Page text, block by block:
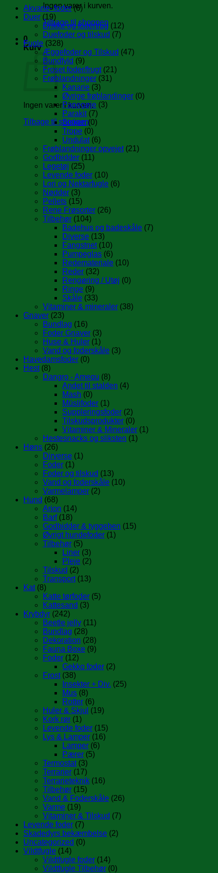
Ingen varer i kurven.
Tilbage til shoppen
0
Kurv
Ingen varer i kurven.
Tilbage til shoppen
Akvarie- foder (6)
Duer (19)
Drikke og fodertrug (12)
Duefoder og tilskud (7)
Fugle (328)
Æggefoder og Tilskud (47)
Bundfyld (9)
Froset foder/frugt (21)
Frøblandninger (31)
Kanarie (3)
Øvrige frøblandinger (0)
Papegøje (3)
Parakit (7)
Sisken (0)
Trope (0)
Undulat (6)
Frøblandninger opvejet (21)
Godbidder (11)
Legetøj (25)
Levende foder (10)
Lori og Nektarfugle (6)
Nødder (3)
Pellets (15)
Rene Frøsorter (26)
Tilbehør (104)
Badehus og badeskåle (7)
Diverse (13)
Fangstnet (10)
Pumpeglas (6)
Redemateriale (10)
Reder (32)
Rengøring / Utøj (0)
Ringe (9)
Skåle (33)
Vitaminer & mineraler (38)
Gnaver (23)
Bundlag (16)
Foder Gnaver (3)
Huse & Huler (1)
Vand og foderskåle (3)
Havedamsfoder (0)
Hest (8)
Dangro - Amequ (8)
Andet til stalden (4)
Mash (0)
Müslifoder (1)
Suppleringsfoder (2)
Tilskudsprodukter (0)
Vitaminer & Mineraler (1)
Hestesnacks og sliksten (1)
Høns (26)
Dirverse (1)
Foder (1)
Foder og tilskud (13)
Vand og foderskåle (10)
Varmelamper (2)
Hund (68)
Arion (14)
Barf (18)
Godbidder & tyggeben (15)
Øvrigt hundefoder (1)
Tilbehør (5)
Liner (3)
Pleje (2)
Tilskud (2)
Transport (13)
Kat (8)
Katte tørfoder (5)
Kattesand (3)
Krybdyr (242)
Beetle jelly (11)
Bundlag (28)
Dekoration (28)
Fauna Boxe (9)
Foder (12)
Gekko foder (2)
Frost (38)
Insekter + Div. (25)
Mus (8)
Rotter (6)
Huler & Skjul (19)
Kork rør (1)
Levende foder (15)
Lys & Lamper (16)
Lamper (6)
Pærer (5)
Termostat (3)
Terrarier (17)
Terrarieteknik (16)
Tilbehør (15)
Vand & Foderskåle (26)
Varme (19)
Vitaminer & Tilskud (7)
Levende foder (7)
Skadedyrs bekæmbelse (2)
Uncategorized (0)
Vildtfugle (14)
Vildtfugle foder (14)
Vildtfugle Tilbehør (0)